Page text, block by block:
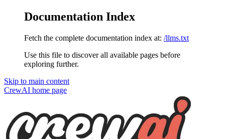
Documentation Index
Fetch the complete documentation index at: /llms.txt
Use this file to discover all available pages before
exploring further.
Skip to main content
CrewAI home page